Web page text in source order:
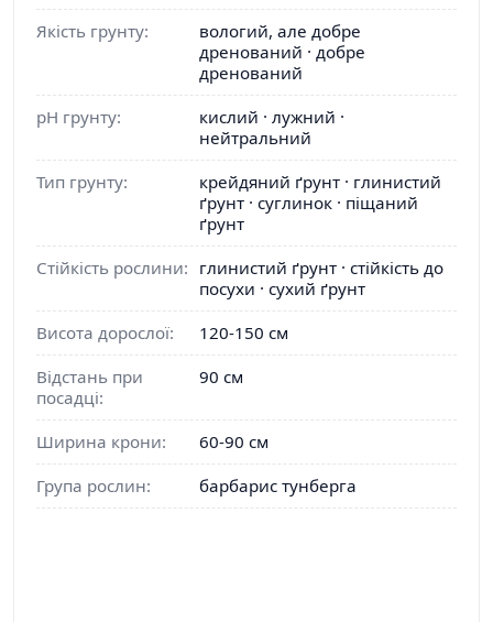
Якість грунту:
вологий, але добре
дренований · добре
дренований
pH грунту:
кислий · лужний ·
нейтральний
Тип грунту:
крейдяний ґрунт · глинистий
ґрунт · суглинок · піщаний
ґрунт
Стійкість рослини: глинистий ґрунт · стійкість до
посухи · сухий ґрунт
Висота дорослої:
120-150 см
Відстань при
посадці:
90 см
Ширина крони:
60-90 см
Група рослин:
барбарис тунберга